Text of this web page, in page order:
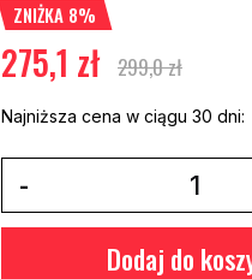
ZNIŻKA 8%
275,1 zł 299,0 zł
Najniższa cena w ciągu 30 dni:
Dodaj do